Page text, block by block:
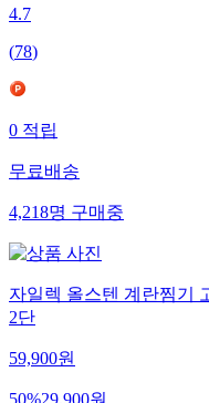
4.7
(78)
0적립
무료배송
4,218명구매중
자일렉 올스텐 계란찜기
2단
59,900원